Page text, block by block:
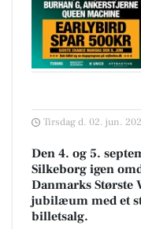
Tirsdag d. 02. jun.
Den 4. og 5.
Silkeborg igen
Danmarks Største
jubilæum med et
billetsalg.